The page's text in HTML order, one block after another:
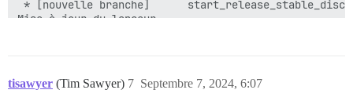
* [nouvelle branche]
Mise à jour du lanceur...
.gitignore                                      |
tisawyer (Tim Sawyer) Septembre 7, 2024, 6:07
7